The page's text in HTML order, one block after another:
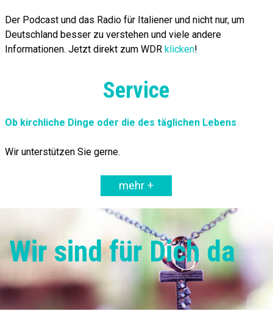
Der Podcast und das Radio für Italiener und nicht nur, um
Deutschland besser zu verstehen und viele andere
Informationen. Jetzt direkt zum WDR klicken!
Service
Ob kirchliche Dinge oder die des täglichen Lebens
Wir unterstützen Sie gerne.
mehr +
Wir sind für Dich da